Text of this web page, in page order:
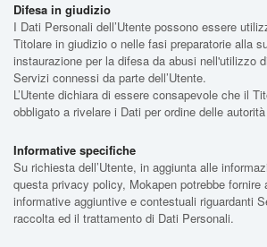
Difesa in giudizio
I Dati Personali dell’Utente possono essere
Titolare in giudizio o nelle fasi preparatorie alla
instaurazione per la difesa da abusi nell'utilizzo
Servizi connessi da parte dell’Utente.
L’Utente dichiara di essere consapevole che il
obbligato a rivelare i Dati per ordine delle
Informative specifiche
Su richiesta dell’Utente, in aggiunta alle
questa privacy policy, Mokapen potrebbe fornire
informative aggiuntive e contestuali riguardanti
raccolta ed il trattamento di Dati Personali.